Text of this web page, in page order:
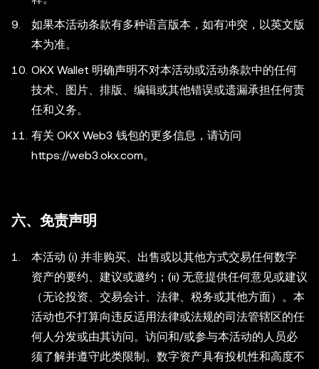
如果本活动条款有多种语言版本，如有冲突，以英文版
本为准。
OKX Wallet 明确声明不对本活动或活动条款中的任何
技术、图片、排版、编辑或其他错误或遗漏承担任何责
任和义务。
有关 OKX Web3 钱包的更多信息，请访问
https://web3.okx.com。
六、免责声明
本活动 (i) 并非购买、出售或以其他方式交易任何数字
资产的要约、建议或邀约；(ii) 无意提供任何意见或建议
（无论投资、交易会计、法律、税务或其他方面）。本
活动也不打算向违反适用法律或法规的司法管辖区的任
何人分发或由其访问。访问和/或参与本活动的人员必
须了解并遵守此类限制。数字资产具有投机性和高度不